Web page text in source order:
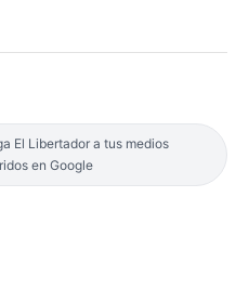
El Libertador a tus medios
en Google